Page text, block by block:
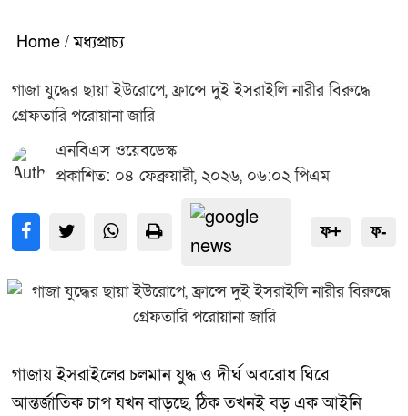
Home / মধ্যপ্রাচ্য
গাজা যুদ্ধের ছায়া ইউরোপে, ফ্রান্সে দুই ইসরাইলি নারীর বিরুদ্ধে
গ্রেফতারি পরোয়ানা জারি
এনবিএস ওয়েবডেস্ক
প্রকাশিত: ০৪ ফেব্রুয়ারী, ২০২৬, ০৬:০২ পিএম
ফ+ ফ-
গাজায় ইসরাইলের চলমান যুদ্ধ ও দীর্ঘ অবরোধ ঘিরে
আন্তর্জাতিক চাপ যখন বাড়ছে, ঠিক তখনই বড় এক আইনি